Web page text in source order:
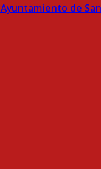
Ayuntamiento de